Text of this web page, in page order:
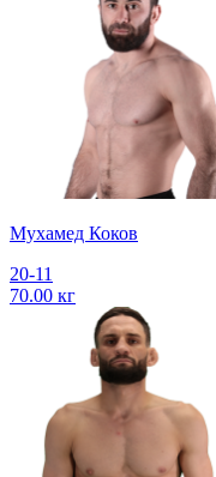
Мухамед Коков
20-11
70.00 кг